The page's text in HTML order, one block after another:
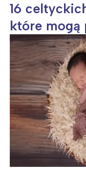
16
które mogą